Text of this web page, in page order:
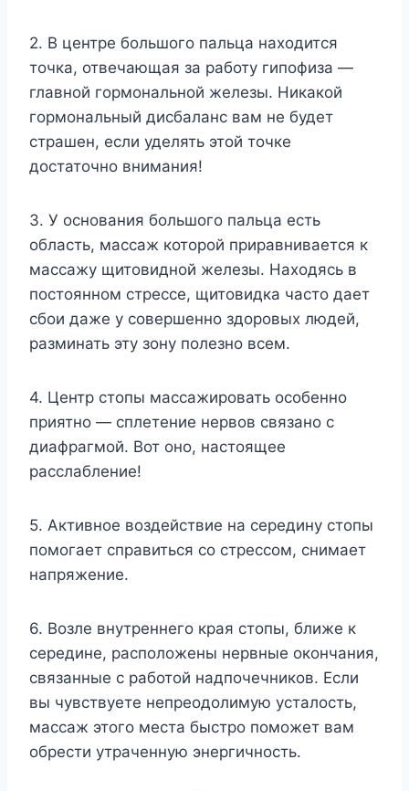
2. В центре большого пальца находится
точка, отвечающая за работу гипофиза —
главной гормональной железы. Никакой
гормональный дисбаланс вам не будет
страшен, если уделять этой точке
достаточно внимания!
3. У основания большого пальца есть
область, массаж которой приравнивается к
массажу щитовидной железы. Находясь в
постоянном стрессе, щитовидка часто дает
сбои даже у совершенно здоровых людей,
разминать эту зону полезно всем.
4. Центр стопы массажировать особенно
приятно — сплетение нервов связано с
диафрагмой. Вот оно, настоящее
расслабление!
5. Активное воздействие на середину стопы
помогает справиться со стрессом, снимает
напряжение.
6. Возле внутреннего края стопы, ближе к
середине, расположены нервные окончания,
связанные с работой надпочечников. Если
вы чувствуете непреодолимую усталость,
массаж этого места быстро поможет вам
обрести утраченную энергичность.